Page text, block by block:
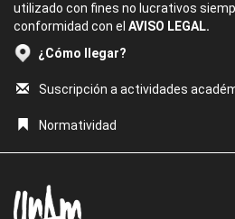
utilizado con fines no lucrativos
conformidad con el AVISO LEGAL.
¿Cómo llegar?
Suscripción a actividades
Normatividad